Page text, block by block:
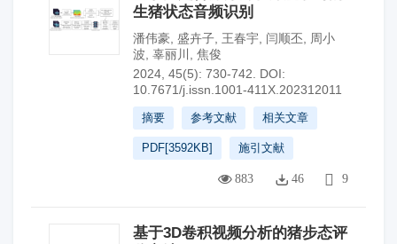
生猪状态音频识别
潘伟豪 盛卉子 王春宇 闫顺丕
周小
波 辜丽川
焦俊
2024, 45(5): 730-742.
DOI:
10.7671/j.issn.1001-411X.202312011
摘要 参考文献 相关文章
PDF[3592KB] 施引文献
883 46 9
基于3D卷积视频分析的猪步态评